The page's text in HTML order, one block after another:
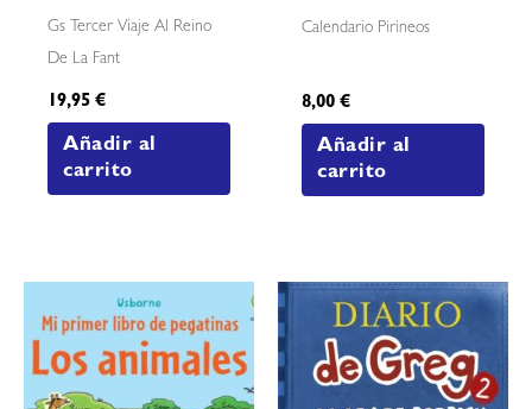
Gs Tercer Viaje Al Reino
De La Fant
19,95€
Añadir al
carrito
Calendario Pirineos
8,00€
Añadir al
carrito